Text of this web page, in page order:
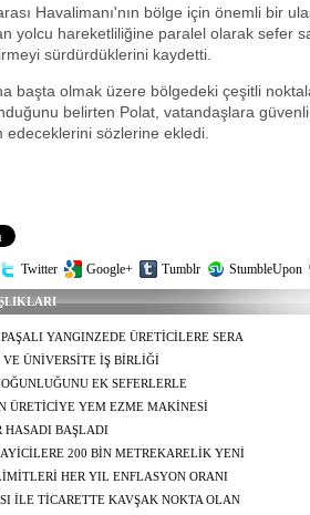
Havalimanı'nın bölge için önemli bir
yolcu hareketliliğine paralel olarak sefer
sürdürdüklerini kaydetti.
başta olmak üzere bölgedeki çeşitli
belirten Polat, vatandaşlara
sözlerine ekledi.
Twitter Google+ Tumblr StumbleUpon
YANGINZEDE ÜRETİCİLERE SERA
VE ÜNİVERSİTE İŞ BİRLİĞİ
EK SEFERLERLE
ÜRETİCİYE YEM EZME MAKİNESİ
HASADI BAŞLADI
200 BİN METREKARELİK YENİ
HER YIL ENFLASYON ORANI
İLE TİCARETTE KAVŞAK NOKTA OLAN